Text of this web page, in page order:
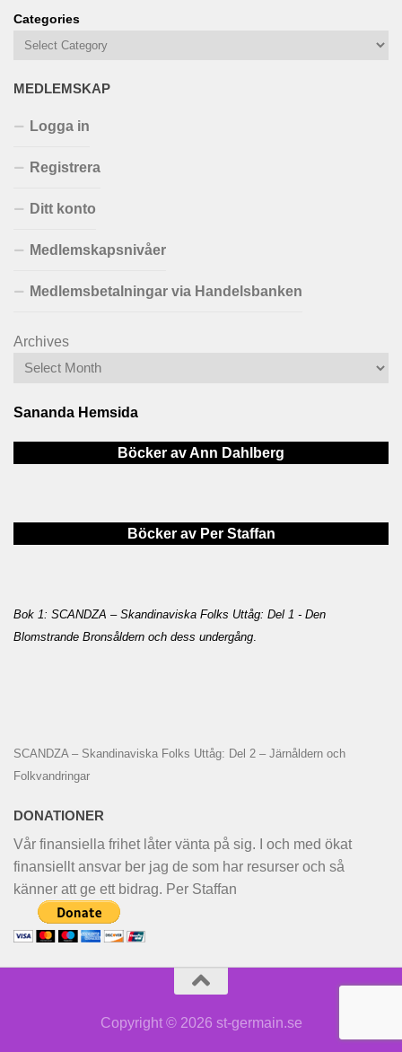
Categories
MEDLEMSKAP
Logga in
Registrera
Ditt konto
Medlemskapsnivåer
Medlemsbetalningar via Handelsbanken
Archives
Sananda Hemsida
Böcker av Ann Dahlberg
Böcker av Per Staffan
Bok 1: SCANDZA – Skandinaviska Folks Uttåg: Del 1 - Den
Blomstrande Bronsåldern och dess undergång
SCANDZA – Skandinaviska Folks Uttåg: Del 2 – Järnåldern och
Folkvandringar
DONATIONER
Vår finansiella frihet låter vänta på sig. I och med ökat
finansiellt ansvar ber jag de som har resurser och så
känner att ge ett bidrag. Per Staffan
Copyright © 2026 st-germain.se